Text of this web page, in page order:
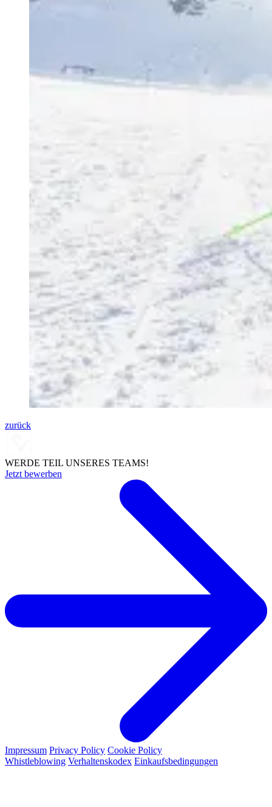
zurück
WERDE TEIL UNSERES TEAMS!
Jetzt bewerben
Impressum Privacy Policy Cookie Policy
Whistleblowing Verhaltenskodex Einkaufsbedingungen